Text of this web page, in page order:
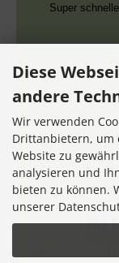
Super
Diese
andere
Wir verwenden
Drittanbietern, um
Website zu
analysieren und
bieten zu können.
unserer